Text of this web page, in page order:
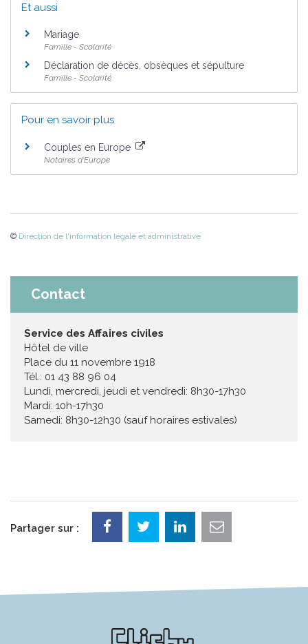
Et aussi
Mariage
Famille - Scolarité
Déclaration de décès, obsèques et sépulture
Famille - Scolarité
Pour en savoir plus
Couples en Europe
Notaires d'Europe
© Direction de l'information légale et administrative
Contact
Service des Affaires civiles
Hôtel de ville
Place du 11 novembre 1918
Tél.: 01 43 88 96 04
Lundi, mercredi, jeudi et vendredi: 8h30-17h30
Mardi: 10h-17h30
Samedi: 8h30-12h30 (sauf horaires estivales)
Partager sur :